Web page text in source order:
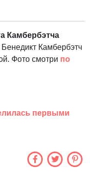
Камбербэтча
Бенедикт Камбербэтч
Фото смотри по
первыми